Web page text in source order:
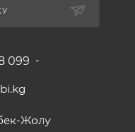
099
Жолу